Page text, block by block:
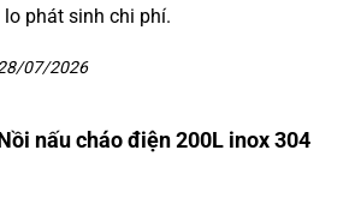
phát sinh chi phí.
07/2026
nấu cháo điện 200L inox 304